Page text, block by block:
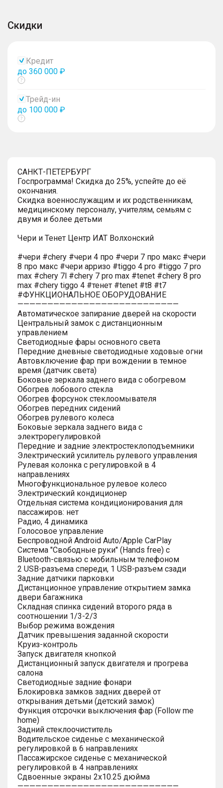
Скидки
Кредит
до 360 000 ₽
Показать
Трейд-ин
до 100 000 ₽
Показать
САНКТ-ПЕТЕРБУРГ
Госпрограмма! Скидка до 25%, успейте до её
окончания.
Скидка военнослужащим и их родственникам,
медицинскому персоналу, учителям, семьям с
двумя и более детьми
Чери и Тенет Центр ИАТ Волхонский
#чери #chery #чери 4 про #чери 7 про макс #чери
8 про макс #чери арризо #tiggo 4 pro #tiggo 7 pro
max #chery 7l #chery 7 pro max #tenet #chery 8 pro
max #chery tiggo 4 #тенет #tenet #t8 #t7
#ФУНКЦИОНАЛЬНОЕ ОБОРУДОВАНИЕ
———————————————————————————
Автоматическое запирание дверей на скорости
Центральный замок с дистанционным
управлением
Светодиодные фары основного света
Передние дневные светодиодные ходовые огни
Автовключение фар при вождении в темное
время (датчик света)
Боковые зеркала заднего вида с обогревом
Обогрев лобового стекла
Обогрев форсунок стеклоомывателя
Обогрев передних сидений
Обогрев рулевого колеса
Боковые зеркала заднего вида с
электрорегулировкой
Передние и задние электростеклоподъемники
Электрический усилитель рулевого управления
Рулевая колонка с регулировкой в 4
направлениях
Многофункциональное рулевое колесо
Электрический кондиционер
Отдельная система кондиционирования для
пассажиров: нет
Радио, 4 динамика
Голосовое управление
Беспроводной Android Auto/Apple CarPlay
Система "Свободные руки" (Hands free) с
Bluetooth-связью с мобильным телефоном
2 USB-разъема спереди, 1 USB-разъем сзади
Задние датчики парковки
Дистанционное управление открытием замка
двери багажника
Складная спинка сидений второго ряда в
соотношении 1/3-2/3
Выбор режима вождения
Датчик превышения заданной скорости
Круиз-контроль
Запуск двигателя кнопкой
Дистанционный запуск двигателя и прогрева
салона
Светодиодные задние фонари
Блокировка замков задних дверей от
открывания детьми (детский замок)
Функция отсрочки выключения фар (Follow me
home)
Задний стеклоочиститель
Водительское сиденье с механической
регулировкой в 6 направлениях
Пассажирское сиденье с механической
регулировкой в 4 направлениях
Сдвоенные экраны 2х10.25 дюйма
———————————————————————————